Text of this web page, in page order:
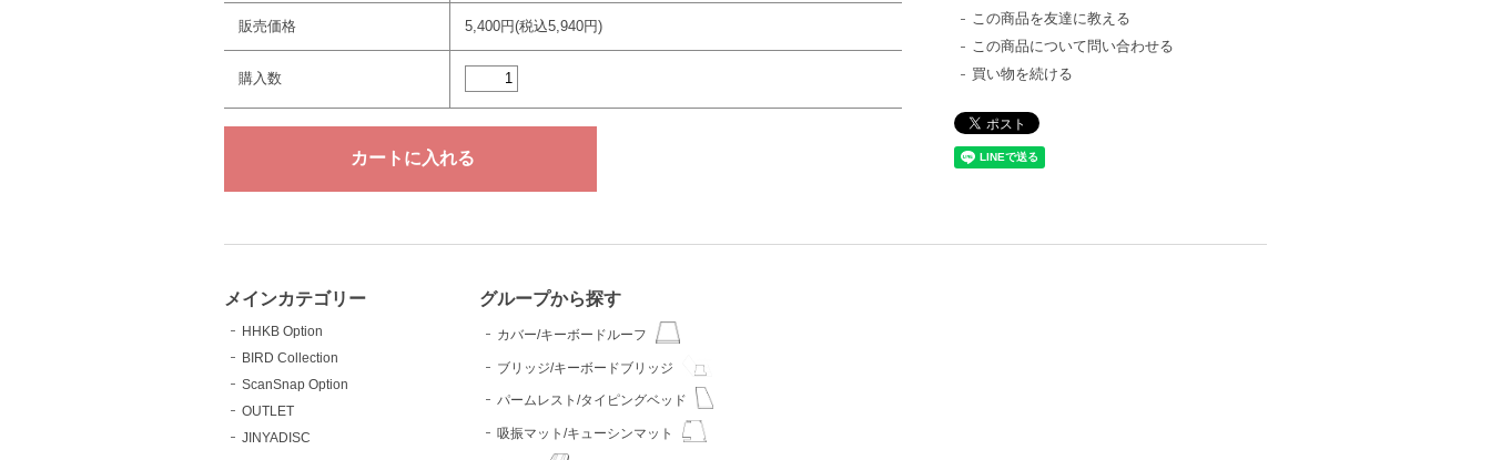
販売価格 5,400円(税込5,940円)
購入数
この商品を友達に教える
この商品について問い合わせる
買い物を続ける
メインカテゴリー
HHKB Option
BIRD Collection
ScanSnap Option
OUTLET
JINYADISC
グループから探す
カバー/キーボードルーフ
ブリッジ/キーボードブリッジ
パームレスト/タイピングベッド
吸振マット/キューシンマット